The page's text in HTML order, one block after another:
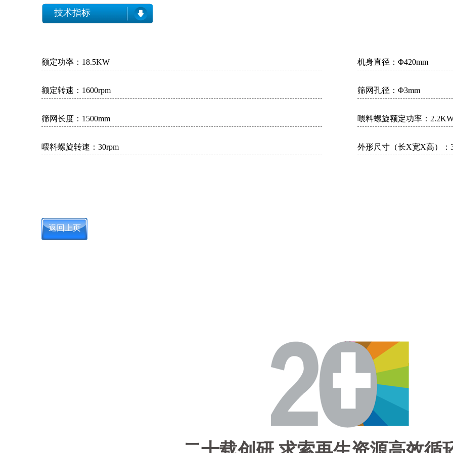
技术指标
额定功率：18.5KW 机身直径：Φ420mm
额定转速：1600rpm 筛网孔径：Φ3mm
筛网长度：1500mm 喂料螺旋额定功率：
喂料螺旋转速：30rpm 外形尺寸（长X宽X高）：
返回上页